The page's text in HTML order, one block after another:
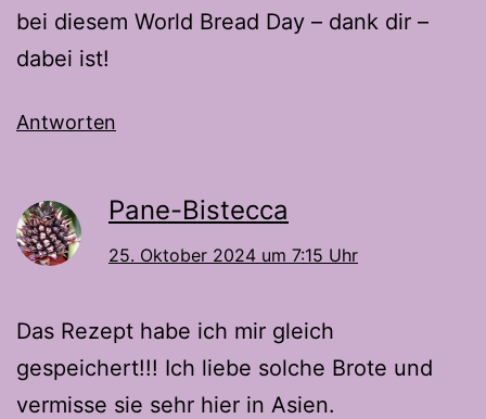
bei diesem World Bread Day – dank dir –
dabei ist!
Antworten
Pane-Bistecca
25. Oktober 2024 um 7:15 Uhr
Das Rezept habe ich mir gleich
gespeichert!!! Ich liebe solche Brote und
vermisse sie sehr hier in Asien.